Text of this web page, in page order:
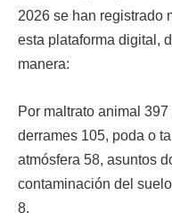
2026 se han registrado
esta plataforma digital,
manera:
Por maltrato animal
derrames 105, poda o
atmósfera 58, asuntos
contaminación del
8.